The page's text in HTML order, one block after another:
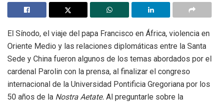
El Sínodo, el viaje del papa Francisco en África, violencia en
Oriente Medio y las relaciones diplomáticas entre la Santa
Sede y China fueron algunos de los temas abordados por el
cardenal Parolin con la prensa, al finalizar el congreso
internacional de la Universidad Pontificia Gregoriana por los
50 años de la Nostra Aetate. Al preguntarle sobre la